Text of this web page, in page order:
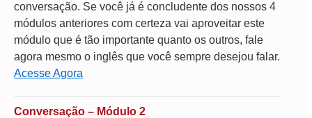
conversação. Se você já é concludente dos nossos 4
módulos anteriores com certeza vai aproveitar este
módulo que é tão importante quanto os outros, fale
agora mesmo o inglês que você sempre desejou falar.
Acesse Agora
Conversação – Módulo 2